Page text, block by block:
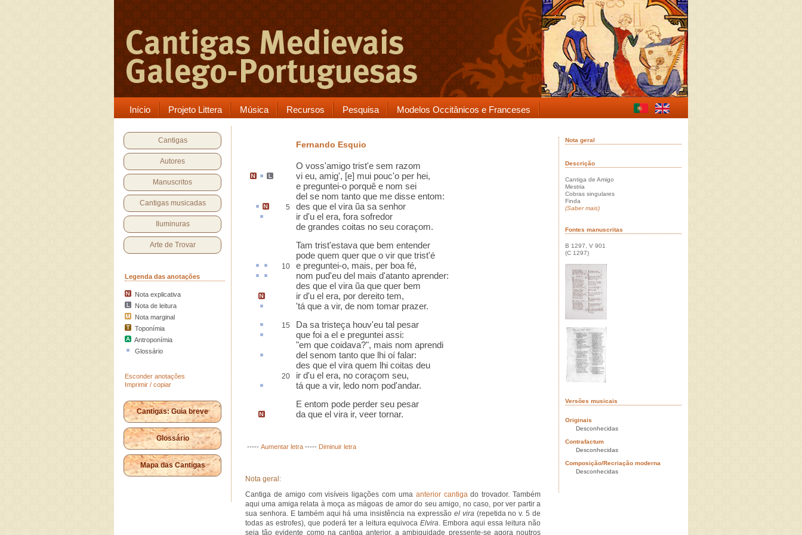
Início Projeto Littera Música Recursos Pesquisa Modelos Occitânicos e Franceses
Cantigas
Autores
Manuscritos
Cantigas musicadas
Iluminuras
Arte de Trovar
Legenda das anotações
Nota explicativa
Nota de leitura
Nota marginal
Toponímia
Antroponímia
Glossário
Esconder anotações
Imprimir / copiar
Cantigas: Guia breve
Glossário
Mapa das Cantigas
Fernando Esquio
O voss'amigo trist'e sem razom
vi eu, amig', [e] mui pouc'o per hei,
e preguntei-o porquê e nom sei
del se nom tanto que me disse entom:
5 des que el vira ũa sa senhor
ir d'u el era, fora sofredor
de grandes coitas no seu coraçom.
Tam trist'estava que bem entender
pode quem quer que o vir que trist'é
10 e preguntei-o, mais, per boa fé,
nom pud'eu del mais d'atanto aprender:
des que el vira ũa que quer bem
ir d'u el era, por dereito tem,
'tá que a vir, de nom tomar prazer.
15 Da sa tristeça houv'eu tal pesar
que foi a el e preguntei assi:
"em que coidava?", mais nom aprendi
del senom tanto que lhi oí falar:
des que el vira quem lhi coitas deu
20
ir d'u el era, no coraçom seu,
tá que a vir, ledo nom pod'andar.
E entom pode perder seu pesar
da que el vira ir, veer tornar.
----- Aumentar letra ----- Diminuir letra
Nota geral:
Cantiga de amigo com visíveis ligações com uma anterior cantigado trovador. Também
aqui uma amiga relata à moça as mágoas de amor do seu amigo, no caso, por ver partir a
sua senhora. E também aqui há uma insistência na expressão el vira(repetida no v. 5 de
todas as estrofes), que poderá ter a leitura equivocaElvira. Embora aqui essa leitura não
seja tão evidente como na cantiga anterior, a ambiguidade pressente-se agora noutros
Nota geral
Descrição
Cantiga de Amigo
Mestria
Cobras singulares
Finda
(Saber mais)
Fontes manuscritas
B 1297, V 901
(C 1297)
Versões musicais
Originais
Desconhecidas
Contrafactum
Desconhecidas
Composição/Recriação moderna
Desconhecidas